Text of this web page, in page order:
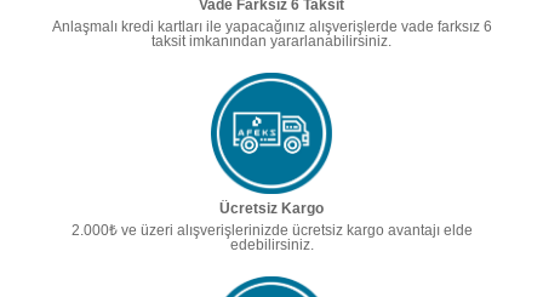
Vade Farksız 6 Taksit
Anlaşmalı kredi kartları ile yapacağınız alışverişlerde vade farksız 6
taksit imkanından yararlanabilirsiniz.
Ücretsiz Kargo
2.000₺ ve üzeri alışverişlerinizde ücretsiz kargo avantajı elde
edebilirsiniz.